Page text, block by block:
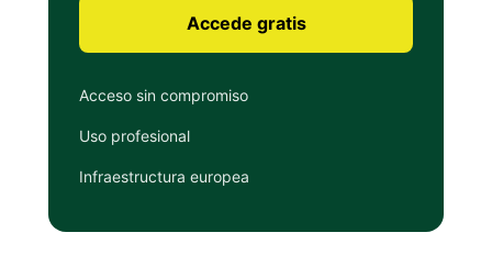
Accede gratis
Acceso sin compromiso
Uso profesional
Infraestructura europea